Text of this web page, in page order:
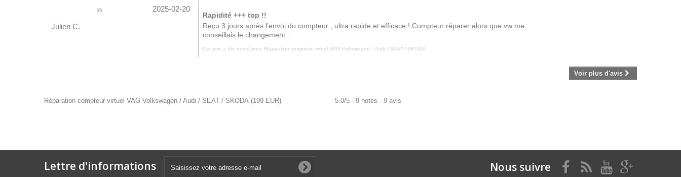
5/5 2025-02-20
Julien C.
Rapidité +++ top !!
Reçu 3 jours après l’envoi du compteur , ultra rapide et efficace ! Compteur réparer alors que vw me
conseillais le changement...
Cet avis a été posté pourRéparation compteur virtuel VAG Volkswagen / Audi / SEAT / SKODA
Voir plus d'avis
Réparation compteur virtuel VAG Volkswagen / Audi / SEAT / SKODA (199 EUR) 5.0/5 - 9 notes - 9 avis
Lettre d'informations Nous suivre